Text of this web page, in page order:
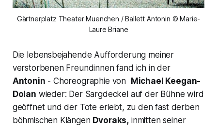
Gärtnerplatz Theater Muenchen / Ballett Antonin © Marie-
Laure Briane
Die lebensbejahende Aufforderung meiner
verstorbenen Freundinnen fand ich in der
Antonin - Choreographie von Michael Keegan-
Dolan wieder: Der Sargdeckel auf der Bühne wird
geöffnet und der Tote erlebt, zu den fast derben
böhmischen Klängen Dvoraks, inmitten seiner